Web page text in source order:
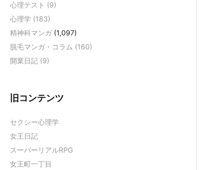
心理テスト (9)
心理学 (183)
精神科マンガ (1,097)
脱毛マンガ・コラム (160)
開業日記 (9)
旧コンテンツ
セクシー心理学
女王日記
スーパーリアルRPG
女王町一丁目